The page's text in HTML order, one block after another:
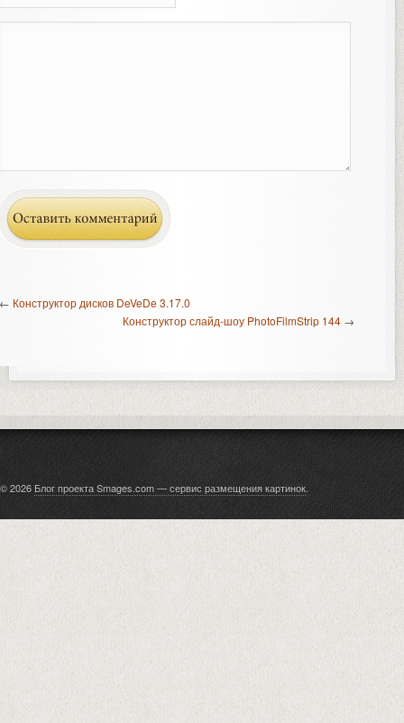
Конструктор дисков DeVeDe 3.17.0
Конструктор слайд-шоу PhotoFilmStrip 144 →
© 2026 Блог проекта Smages.com — сервис размещения картинок.